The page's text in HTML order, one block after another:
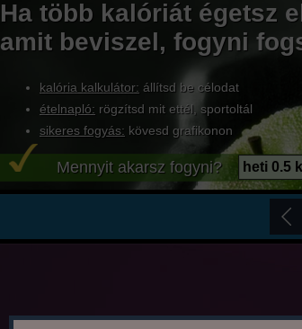
Ha több kalóriát égetsz
amit beviszel, fogyni
kalória kalkulátor: állítsd be célodat
ételnapló: rögzítsd mit ettél, sportoltál
sikeres fogyás: kövesd grafikonon
Mennyit akarsz fogyni? heti 0.5